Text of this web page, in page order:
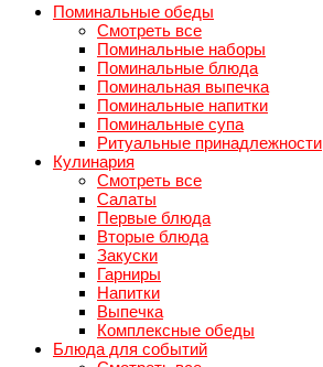
Поминальные обеды
Смотреть все
Поминальные наборы
Поминальные блюда
Поминальная выпечка
Поминальные напитки
Поминальные супа
Ритуальные принадлежности
Кулинария
Смотреть все
Салаты
Первые блюда
Вторые блюда
Закуски
Гарниры
Напитки
Выпечка
Комплексные обеды
Блюда для событий